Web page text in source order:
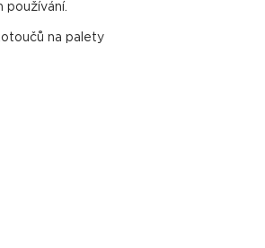
používání.
na palety